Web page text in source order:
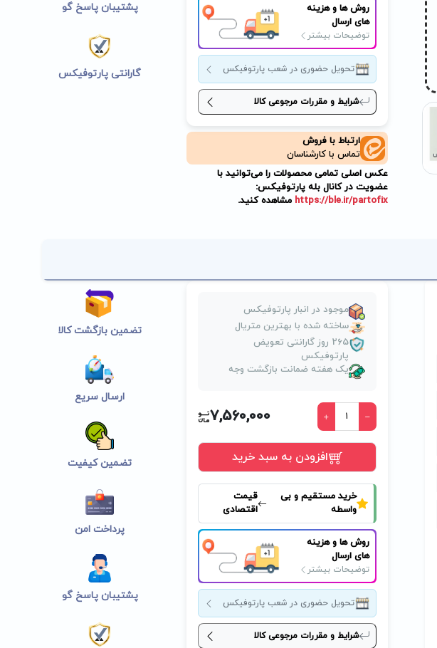
روش ها و هزینه
های ارسال
توضیحات بیشتر
تحویل حضوری در شعب پارتوفیکس
شرایط و مقررات مرجوعی کالا
ارتباط با فروش
تماس با کارشناسان
عکس اصلی تمامی محصولات را می‌توانید با
عضویت در کانال بله پارتوفیکس:
https://ble.ir/partofix مشاهده کنید.
پشتیبان پاسخ گو
گارانتی پارتوفیکس
موجود در انبار پارتوفیکس
ساخته شده با بهترین متریال
265 روز گارانتی تعویض
پارتوفیکس
یک هفته ضمانت بازگشت وجه
7,560,000
افزودن به سبد خرید
خرید مستقیم و بی
واسطه
قیمت
اقتصادی
روش ها و هزینه
های ارسال
توضیحات بیشتر
تحویل حضوری در شعب پارتوفیکس
شرایط و مقررات مرجوعی کالا
تضمین بازگشت کالا
ارسال سریع
تضمین کیفیت
پرداخت امن
پشتیبان پاسخ گو